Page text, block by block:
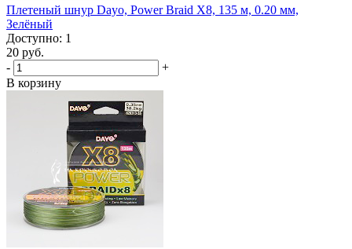
Плетеный шнур Dayo, Power Braid X8, 135 м, 0.20 мм,
Зелёный
Доступно: 1
20 руб.
-
+
В корзину